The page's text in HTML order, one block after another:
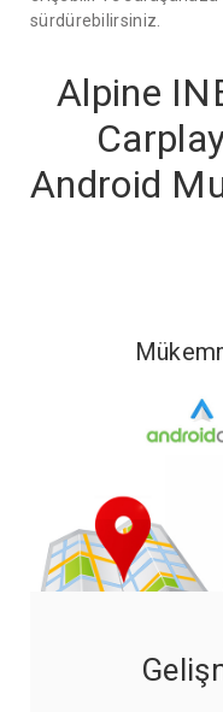
sürdürebilirsiniz.
Alpine
Android